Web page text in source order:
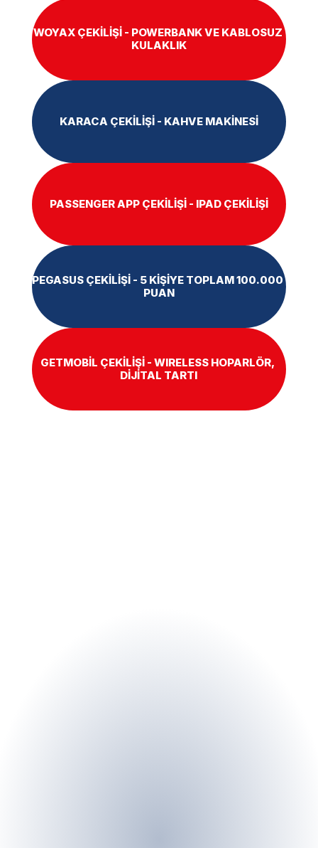
WOYAX ÇEKİLİŞİ - POWERBANK VE KABLOSUZ
KULAKLIK
KARACA ÇEKİLİŞİ - KAHVE MAKİNESİ
PASSENGER APP ÇEKİLİŞİ - IPAD ÇEKİLİŞİ
PEGASUS ÇEKİLİŞİ - 5 KİŞİYE TOPLAM 100.000
PUAN
GETMOBİL ÇEKİLİŞİ - WIRELESS HOPARLÖR,
DİJİTAL TARTI